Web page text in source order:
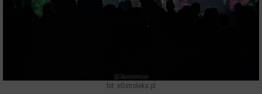
fot. eOstroleka.pl